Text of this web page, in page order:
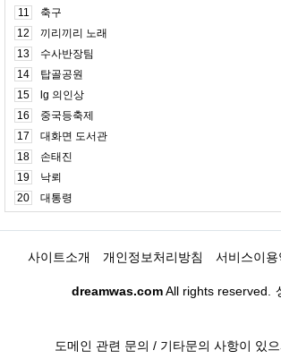
11
축구
12
끼리끼리 노래
13
수사반장팀
14
탑골공원
15
lg 의인상
16
중국등축제
17
대화면 도서관
18
손태진
19
낙뢰
20
대통령
사이트소개 개인정보처리방침 서비스이용
dreamwas.comAll rights reserved.
도메인 관련 문의 / 기타문의 사항이 있